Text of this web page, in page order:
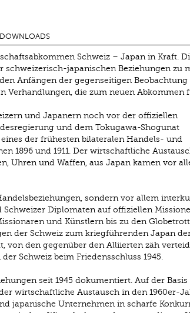
DOWNLOADS
Schweiz – Japan in Kraft.
schweizerisch-japanischen Beziehungen zu
Anfängen der gegenseitigen Beobachtung
Verhandlungen, die zum neuen Abkommen
und Japanern noch vor der offiziellen
und dem Tokugawa-Shogunat
der frühesten bilateralen Handels- und
1896 und 1911. Der wirtschaftliche
Uhren und Waffen, aus Japan kamen vor
sondern vor allem
Diplomaten auf offiziellen
und Künstlern bis zu den
der Schweiz zum kriegführenden Japan
von den gegenüber den Alliierten zäh
Schweiz beim Friedensschluss 1945.
seit 1945 dokumentiert. Auf der Basis
wirtschaftliche Austausch in den 1960er-
japanische Unternehmen in scharfe